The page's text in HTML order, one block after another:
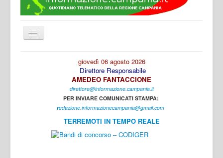
Cambia
navigazione
giovedì 06 agosto 2026
Direttore Responsabile
AMEDEO FANTACCIONE
direttore@informazione.campania.it
PER INVIARE COMUNICATI STAMPA:
redazione.informazionecampania@gmail.com
TERREMOTI IN TEMPO REALE